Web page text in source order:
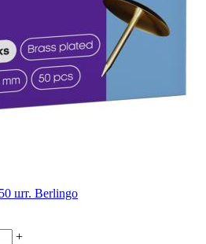
шт. Berlingo
+